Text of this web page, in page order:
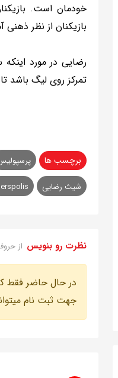
خودمان است.
بازیکنان از نظر ذهنی
رضایی در مورد
تمرکز روی لیگ باشد
برچسب ها
شیث رضایی
نظرت رو بنویس از
در حال حاضر فقط
جهت ثبت نام